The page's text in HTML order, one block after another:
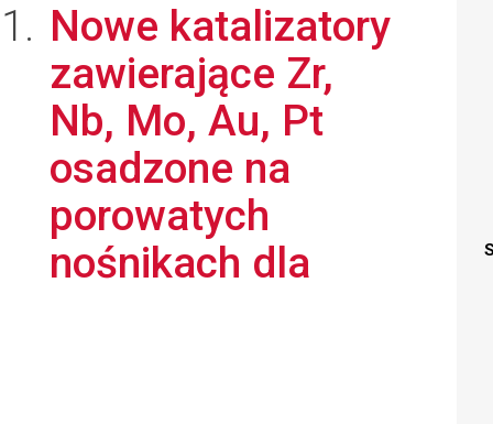
Nowe katalizatory
zawierające Zr,
Nb, Mo, Au, Pt
osadzone na
porowatych
nośnikach dla